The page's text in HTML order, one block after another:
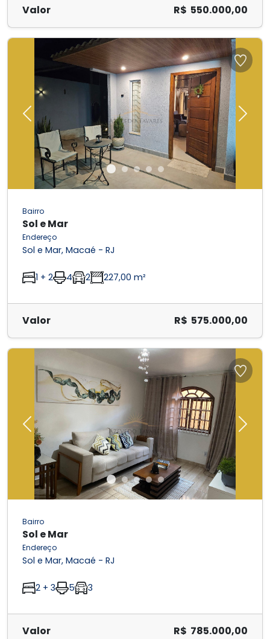
Valor R$ 550.000,00
Previous Next
Bairro
Sol e Mar
Endereço
Sol e Mar, Macaé - RJ
1 + 2 4 2 227,00 m²
Valor R$ 575.000,00
Previous Next
Bairro
Sol e Mar
Endereço
Sol e Mar, Macaé - RJ
2 + 3 5 3
Valor R$ 785.000,00